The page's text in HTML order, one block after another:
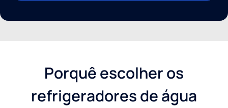
Porquê escolher os
refrigeradores de água